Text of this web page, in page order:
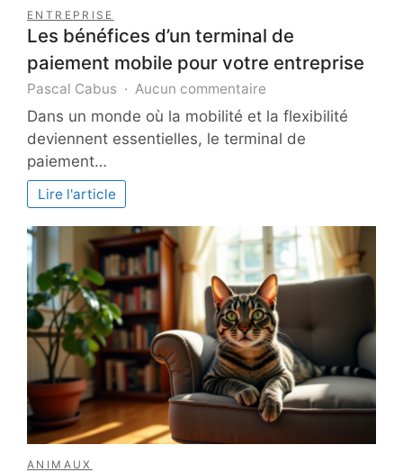
ENTREPRISE
Les bénéfices d’un terminal de
paiement mobile pour votre entreprise
Pascal Cabus Aucun commentaire
Les
bénéfices
d’un
mobile
pour
votre
entreprise
Dans un monde où la mobilité et la flexibilité
deviennent essentielles, le terminal de
paiement…
Lire l'article
ANIMAUX